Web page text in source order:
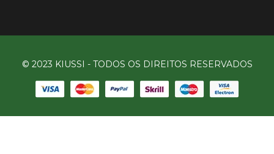
© 2023 KIUSSI - TODOS OS DIREITOS RESERVADOS